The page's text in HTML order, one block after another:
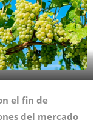
el fin de
del mercado